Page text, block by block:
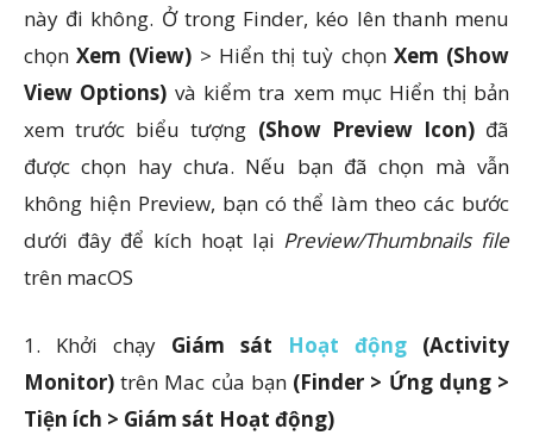
này đi không. Ở trong Finder, kéo lên thanh menu
chọnXem (View) > Hiển thị tuỳ chọn Xem (Show
View Options) và kiểm tra xem mục Hiển thị bản
xem trước biểu tượng (Show Preview Icon)đã
được chọn hay chưa. Nếu bạn đã chọn mà vẫn
không hiện Preview, bạn có thể làm theo các bước
dưới đây để kích hoạt lại Preview/Thumbnails file
trên macOS
1. Khởi chạy Giám sát Hoạt động (Activity
Monitor) trên Mac của bạn (Finder > Ứng dụng >
Tiện ích > Giám sát Hoạt động)